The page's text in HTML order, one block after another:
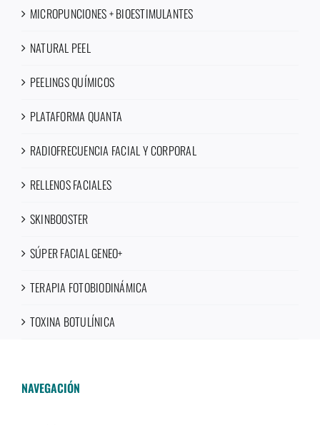
MICROPUNCIONES + BIOESTIMULANTES
NATURAL PEEL
PEELINGS QUÍMICOS
PLATAFORMA QUANTA
RADIOFRECUENCIA FACIAL Y CORPORAL
RELLENOS FACIALES
SKINBOOSTER
SÚPER FACIAL GENEO+
TERAPIA FOTOBIODINÁMICA
TOXINA BOTULÍNICA
NAVEGACIÓN